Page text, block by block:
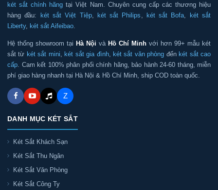
két sắt chính hãng tại Việt Nam. Chuyên cung cấp các thương hiệu
hàng đầu: két sắt Việt Tiệp, két sắt Philips két sắt Bofa
két sắt
Liberty, két sắt Aifeibao
Hệ thống showroom tại Hà Nội và Hồ Chí Minh với hơn 99+ mẫu két
sắt từ két sắt mini ,két sắt gia đình, két sắt văn phòng đếnkét sắt cao
cấp . Cam kết 100% phân phối chính hãng, bảo hành 24-60 tháng, miễn
phí giao hàng nhanh tại Hà Nội & Hồ Chí Minh, ship COD toàn quốc.
Z
DANH MỤC KÉT SẮT
Két Sắt Khách Sạn
Két Sắt Thu Ngân
Két Sắt Văn Phòng
Két Sắt Công Ty